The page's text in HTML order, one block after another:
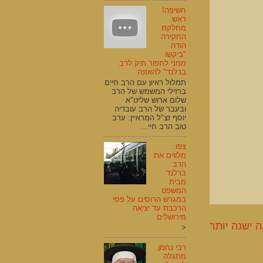
ישנה יותר
חשיפה!
ראש
מחלקת
החקירה
הודה
"ביקשו
ממני לתפור תיק לרב
ברלנד" להאזנה
תמלול ראיון עם הרב חיים
ברזילי המשמש של הרב
שלום ארוש שליט"א
ובעבר של הרב עובדיה
יוסף זצ"ל המראיין: ערב
טוב הרב חיי...
צפו:
מלווים את
הרב
ברלנד
מבית
המשפט
במגרש הרוסים על פסי
הרכבת עד יציאה
מירושלים
<
רבי נחמן
מתגלה